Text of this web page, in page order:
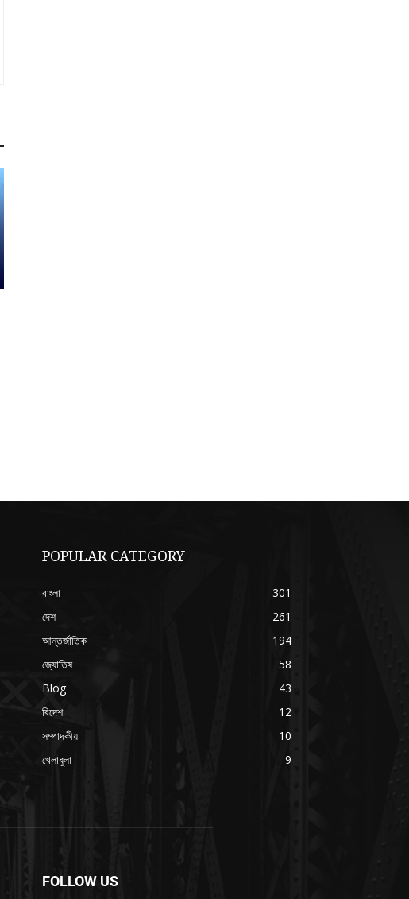
POPULAR CATEGORY
বাংলা
301
দেশ
261
আন্তর্জাতিক
194
জ্যোতিষ
58
Blog
43
বিদেশ
12
সম্পাদকীয়
10
খেলাধুলা
9
FOLLOW US